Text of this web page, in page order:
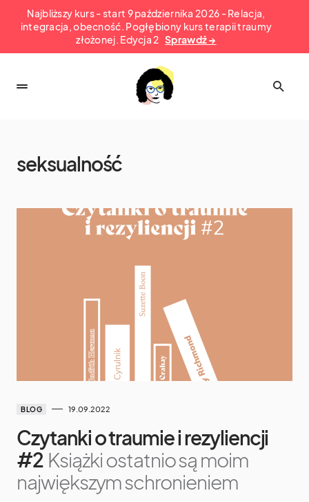
Najbliższy kurs - start 9 października 2026 - Relacja,
integracja, obecność. Pogłębiony kurs terapii traumy
złożonej. Edycja 2 Sprawdź →
seksualność
BLOG 19.09.2022
Czytanki o traumie i rezyliencji
#2 Książki ostatnio są moim
największym schronieniem